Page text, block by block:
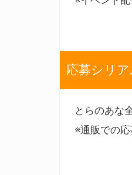
応募シリ
とらのあな
※通販での応